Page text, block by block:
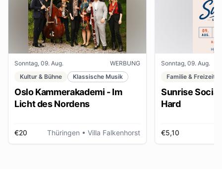
Sonntag, 09. Aug.
WERBUNG
Kultur & Bühne
Klassische Musik
Oslo Kammerakademi - Im
Licht des Nordens
€20 Thüringen • Villa Falkenhorst
Sonntag, 09. Aug.
Familie & Freizeit
Sunrise
Hard
€5,10